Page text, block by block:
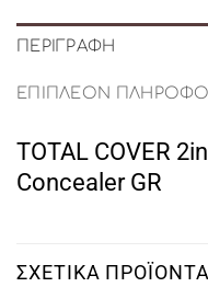
ΠΕΡΙΓΡΑΦΉ
ΕΠΙΠΛΈΟΝ
TOTAL COVER
Concealer GR
ΣΧΕΤΙΚΆ ΠΡΟΪΌΝΤΑ